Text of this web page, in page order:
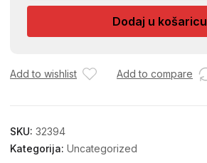
SKRIVENI
količina
Dodaj u košaricu
Add to wishlist Add to compare
SKU: 32394
Kategorija: Uncategorized